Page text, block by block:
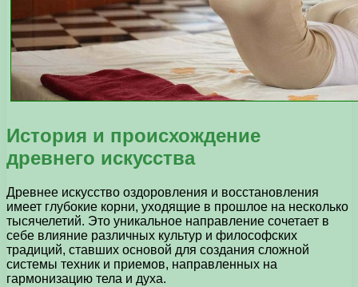
История и происхождение
древнего искусства
Древнее искусство оздоровления и восстановления
имеет глубокие корни, уходящие в прошлое на несколько
тысячелетий. Это уникальное направление сочетает в
себе влияние различных культур и философских
традиций, ставших основой для создания сложной
системы техник и приемов, направленных на
гармонизацию тела и духа.